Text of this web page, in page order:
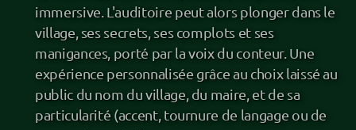
immersive. L'auditoire peut alors plonger dans le
village, ses secrets, ses complots et ses
manigances, porté par la voix du conteur. Une
expérience personnalisée grâce au choix laissé au
public du nom du village, du maire, et de sa
particularité (accent, tournure de langage ou de
Gare aux Mutins (jeu immersif)
La Chasse Sauvage (jeu immersif)
Jeu de rôle (JDR)
La Cantine scolaire